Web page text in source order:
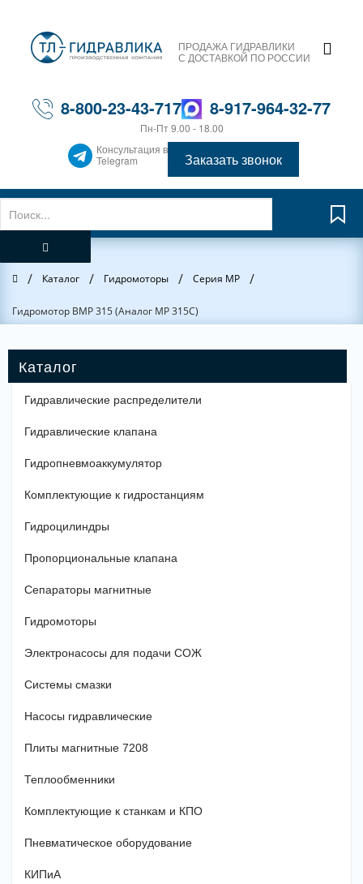
ПРОДАЖА ГИДРАВЛИКИ
С ДОСТАВКОЙ ПО РОССИИ
8-800-23-43-717 8-917-964-32-77
Пн-Пт 9.00 - 18.00
Консультация в
Telegram
Заказать звонок
Главная
/ Каталог / Гидромоторы / Серия MP /
Гидромотор ВМР 315 (Аналог MP 315C)
Гидравлические распределители
Гидравлические клапана
Гидропневмоаккумулятор
Комплектующие к гидростанциям
Гидроцилиндры
Пропорциональные клапана
Сепараторы магнитные
Гидромоторы
Электронасосы для подачи СОЖ
Системы смазки
Насосы гидравлические
Плиты магнитные 7208
Теплообменники
Комплектующие к станкам и КПО
Пневматическое оборудование
КИПиА